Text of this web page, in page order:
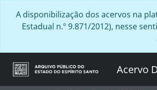
A disponibilização dos acervos na
Estadual n.º 9.871/2012), nesse
Acervo